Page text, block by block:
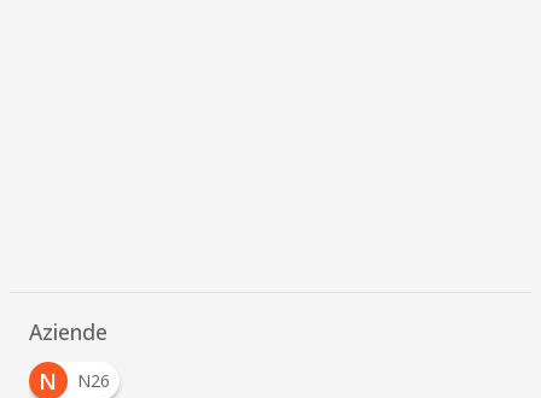
Aziende
N
N26